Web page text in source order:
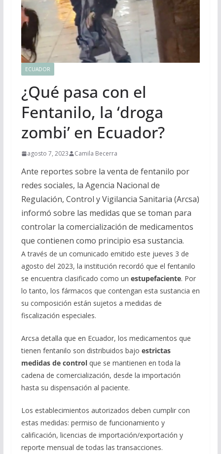
ECUADOR
¿Qué pasa con el
Fentanilo, la ‘droga
zombi’ en Ecuador?
agosto 7, 2023 Camila Becerra
Ante reportes sobre la venta de fentanilo por
redes sociales, la Agencia Nacional de
Regulación, Control y Vigilancia Sanitaria (Arcsa)
informó sobre las medidas que se toman para
controlar la comercialización de medicamentos
que contienen como principio esa sustancia.
A través de un comunicado emitido este jueves 3 de
agosto del 2023, la institución recordó que el fentanilo
se encuentra clasificado como un estupefaciente. Por
lo tanto, los fármacos que contengan esta sustancia en
su composición están sujetos a medidas de
fiscalización especiales.
Arcsa detalla que en Ecuador, los medicamentos que
tienen fentanilo son distribuidos bajo estrictas
medidas de control que se mantienen en toda la
cadena de comercialización, desde la importación
hasta su dispensación al paciente.
Los establecimientos autorizados deben cumplir con
estas medidas: permiso de funcionamiento y
calificación, licencias de importación/exportación y
reporte mensual de todas las transacciones.